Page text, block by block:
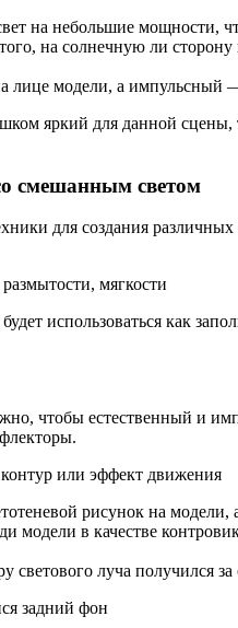
на небольшие мощности,
на солнечную ли
лице модели, а импульсный
яркий для данной
смешанным светом
для создания
мягкости
использоваться как
чтобы естественный и
или эффект движения
рисунок на
модели в качестве
светового луча получился
задний фон